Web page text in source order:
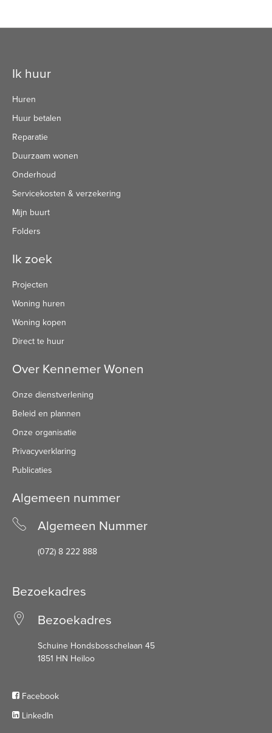
Contactinformatie
Ik huur
Huren
Huur betalen
Reparatie
Duurzaam wonen
Onderhoud
Servicekosten & verzekering
Mijn buurt
Folders
Ik zoek
Projecten
Woning huren
Woning kopen
Direct te huur
Over Kennemer Wonen
Onze dienstverlening
Beleid en plannen
Onze organisatie
Privacyverklaring
Publicaties
Algemeen nummer
Algemeen Nummer
(072) 8 222 888
Bezoekadres
Bezoekadres
Schuine Hondsbosschelaan 45
1851 HN Heiloo
Facebook
LinkedIn